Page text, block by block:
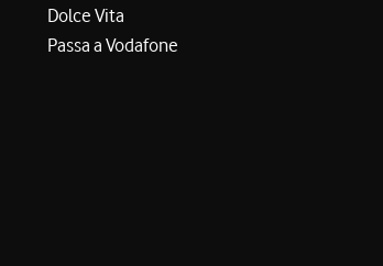
Dolce Vita
Passa a Vodafone